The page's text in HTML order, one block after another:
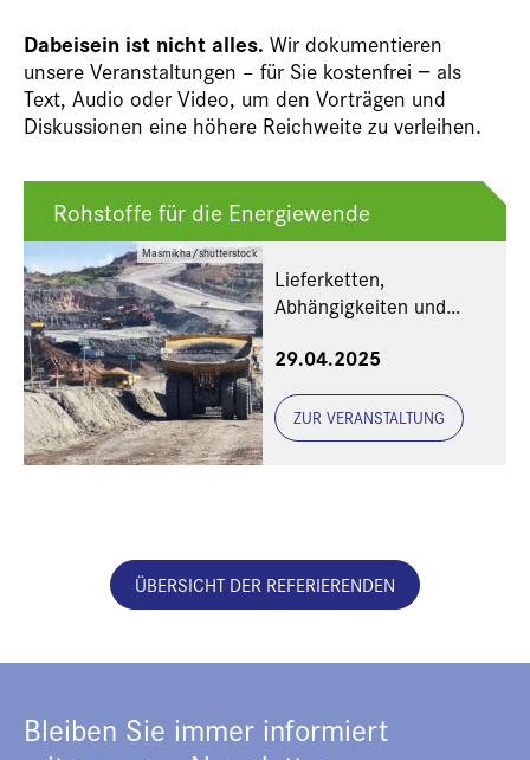
Dabeisein ist nicht alles. Wir dokumentieren
unsere Veranstaltungen – für Sie kostenfrei − als
Text, Audio oder Video, um den Vorträgen und
Diskussionen eine höhere Reichweite zu verleihen.
Masmikha/shutterstock
Rohstoffe für die Energiewende
Lieferketten,
Abhängigkeiten und
29.04.2025
ZUR VERANSTALTUNG
ÜBERSICHT DER REFERIERENDEN
Bleiben Sie immer informiert